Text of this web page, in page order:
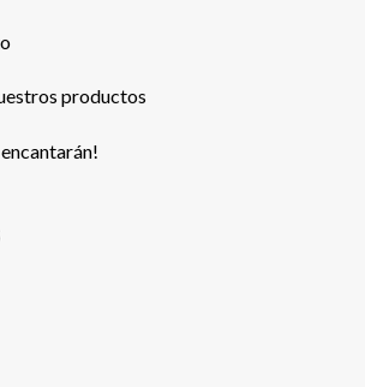
productos